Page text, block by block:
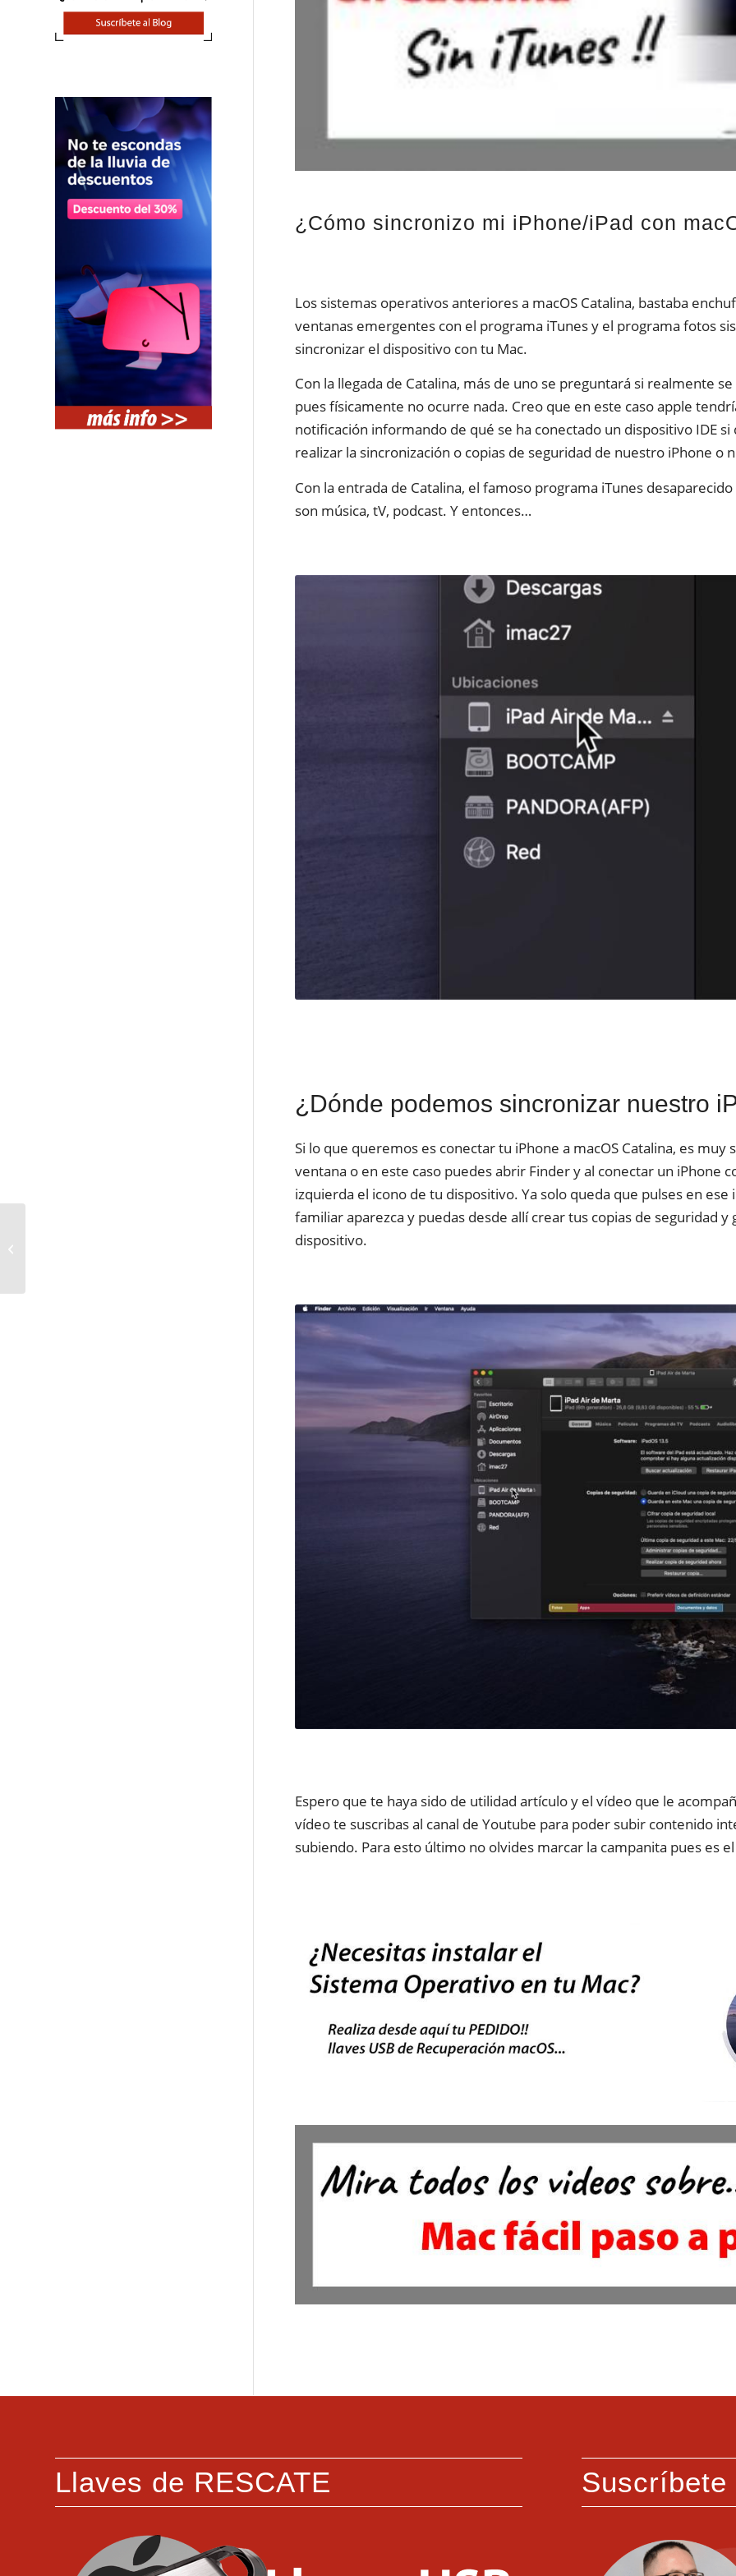
¿Cómo sincronizo mi iPhone/iPad con
Los sistemas operativos anteriores a macOS Catalina, bastaba
ventanas emergentes con el programa iTunes y el programa fotos
sincronizar el dispositivo con tu Mac.
Con la llegada de Catalina, más de uno se preguntará si realmente
pues físicamente no ocurre nada. Creo que en este caso apple
notificación informando de qué se ha conectado un dispositivo IDE
realizar la sincronización o copias de seguridad de nuestro iPhone o
Con la entrada de Catalina, el famoso programa iTunes
son música, tV, podcast. Y entonces…
¿Dónde podemos sincronizar nuestro
Si lo que queremos es conectar tu iPhone a macOS Catalina, es
ventana o en este caso puedes abrir Finder y al conectar un iPhone
izquierda el icono de tu dispositivo. Ya solo queda que pulses en
familiar aparezca y puedas desde allí crear tus copias de seguridad
dispositivo.
Espero que te haya sido de utilidad artículo y el vídeo que le
vídeo te suscribas al canal de Youtube para poder subir contenido
subiendo. Para esto último no olvides marcar la campanita pues es
Llaves de RESCATE Suscríbete